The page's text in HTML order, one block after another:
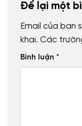
Để lại một
Email của bạn
khai. Các
Bình luận *